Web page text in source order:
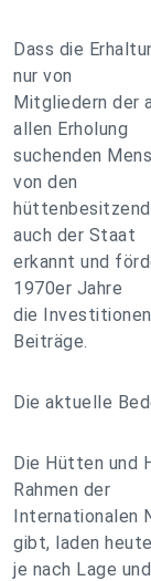
Dass die
nur von
Mitgliedern der
allen Erholung
suchenden
von den
auch der Staat
erkannt und
1970er Jahre
die
Beiträge.
Die aktuelle
Die Hütten und
Rahmen der
Internationalen
gibt, laden
je nach Lage